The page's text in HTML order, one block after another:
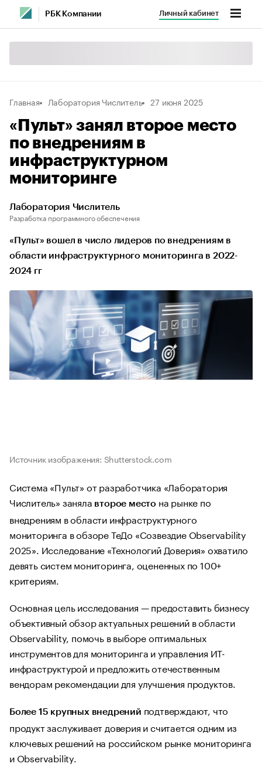
РБК Компании Личный кабинет
Главная Лаборатория Числитель 27 июня 2025
«Пульт» занял второе место
по внедрениям в
инфраструктурном
мониторинге
Лаборатория Числитель
Разработка программного обеспечения
«Пульт» вошел в число лидеров по внедрениям в
области инфраструктурного мониторинга в 2022-
2024 гг
Источник изображения: Shutterstock.com
Система «Пульт» от разработчика «Лаборатория
Числитель» заняла второе место на рынке по
внедрениям в области инфраструктурного
мониторинга в обзоре ТеДо «Созвездие Observability
2025». Исследование «Технологий Доверия» охватило
девять систем мониторинга, оцененных по 100+
критериям.
Основная цель исследования — предоставить бизнесу
объективный обзор актуальных решений в области
Observability, помочь в выборе оптимальных
инструментов для мониторинга и управления ИТ-
инфраструктурой и предложить отечественным
вендорам рекомендации для улучшения продуктов.
Более 15 крупных внедрений подтверждают, что
продукт заслуживает доверия и считается одним из
ключевых решений на российском рынке мониторинга
и Observability.